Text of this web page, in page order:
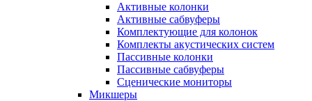
Активные колонки
Активные сабвуферы
Комплектующие для колонок
Комплекты акустических систем
Пассивные колонки
Пассивные сабвуферы
Сценические мониторы
Микшеры